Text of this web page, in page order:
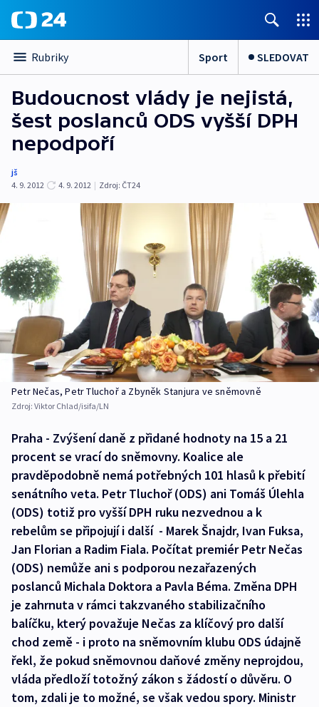
Rubriky Sport SLEDOVAT
Budoucnost vlády je nejistá,
šest poslanců ODS vyšší DPH
nepodpoří
jš
4. 9. 2012
4. 9. 2012 | Zdroj: ČT24
Petr Nečas, Petr Tluchoř a Zbyněk Stanjura ve sněmovně
Zdroj: Viktor Chlad/isifa/LN
Praha - Zvýšení daně z přidané hodnoty na 15 a 21
procent se vrací do sněmovny. Koalice ale
pravděpodobně nemá potřebných 101 hlasů k přebití
senátního veta. Petr Tluchoř (ODS) ani Tomáš Úlehla
(ODS) totiž pro vyšší DPH ruku nezvednou a k
rebelům se připojují i další - Marek Šnajdr, Ivan Fuksa,
Jan Florian a Radim Fiala. Počítat premiér Petr Nečas
(ODS) nemůže ani s podporou nezařazených
poslanců Michala Doktora a Pavla Béma. Změna DPH
je zahrnuta v rámci takzvaného stabilizačního
balíčku, který považuje Nečas za klíčový pro další
chod země - i proto na sněmovním klubu ODS údajně
řekl, že pokud sněmovnou daňové změny neprojdou,
vláda předloží totožný zákon s žádostí o důvěru. O
tom, zdali je to možné, se však vedou spory. Ministr